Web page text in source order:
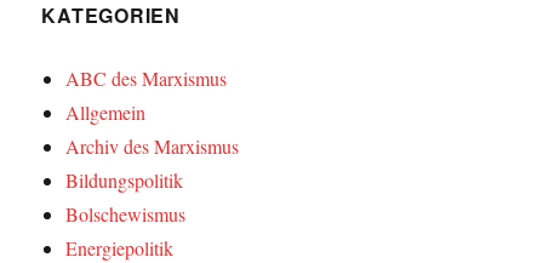
KATEGORIEN
ABC des Marxismus
Allgemein
Archiv des Marxismus
Bildungspolitik
Bolschewismus
Energiepolitik